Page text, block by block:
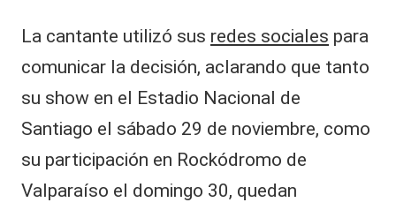
La cantante utilizó sus redes sociales para
comunicar la decisión, aclarando que tanto
su show en el Estadio Nacional de
Santiago el sábado 29 de noviembre, como
su participación en Rockódromo de
Valparaíso el domingo 30, quedan